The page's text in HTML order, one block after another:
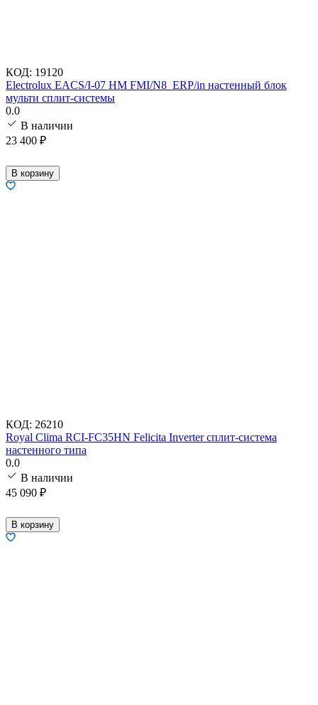
КОД: 19120
Electrolux EACS/I-07 HM FMI/N8_ERP/in настенный блок
мульти сплит-системы
0.0
В наличии
23 400 ₽
В корзину
КОД: 26210
Royal Clima RCI-FC35HN Felicita Inverter сплит-система
настенного типа
0.0
В наличии
45 090 ₽
В корзину